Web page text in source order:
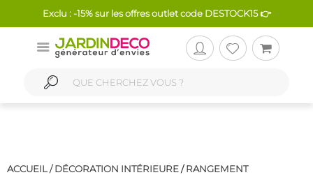
Exclu : -15% sur les offres outlet code DESTOCK15 👉
ACCUEIL / DÉCORATION INTÉRIEURE/RANGEMENT